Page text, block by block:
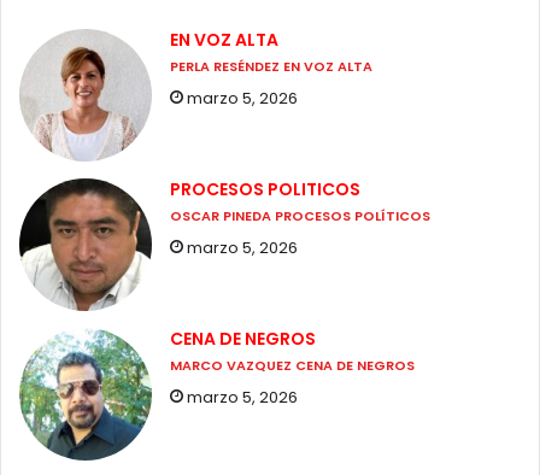
EN VOZ ALTA
PERLA RESÉNDEZ EN VOZ ALTA
marzo 5, 2026
PROCESOS POLITICOS
OSCAR PINEDA PROCESOS POLÍTICOS
marzo 5, 2026
CENA DE NEGROS
MARCO VAZQUEZ CENA DE NEGROS
marzo 5, 2026